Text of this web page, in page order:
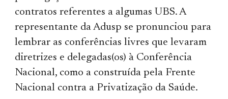
contratos referentes a algumas UBS. A
representante da Adusp se pronunciou para
lembrar as conferências livres que levaram
diretrizes e delegadas(os) à Conferência
Nacional, como a construída pela Frente
Nacional contra a Privatização da Saúde.